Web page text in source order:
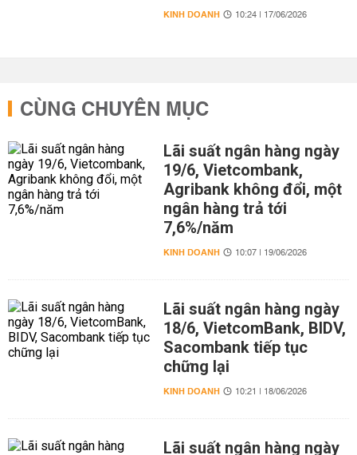
KINH DOANH 10:24 | 17/06/2026
CÙNG CHUYÊN MỤC
Lãi suất ngân hàng ngày
19/6, Vietcombank,
Agribank không đổi, một
ngân hàng trả tới
7,6%/năm
KINH DOANH 10:07 | 19/06/2026
Lãi suất ngân hàng ngày
18/6, VietcomBank, BIDV,
Sacombank tiếp tục
chững lại
KINH DOANH 10:21 | 18/06/2026
Lãi suất ngân hàng ngày